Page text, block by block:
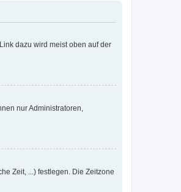
dazu wird meist oben auf der
nur Administratoren,
Zeit, ...) festlegen. Die Zeitzone